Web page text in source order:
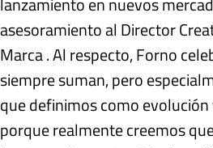
asesoramiento al Director
Marca . Al respecto, Forno
siempre suman, pero
que definimos como
porque realmente creemos